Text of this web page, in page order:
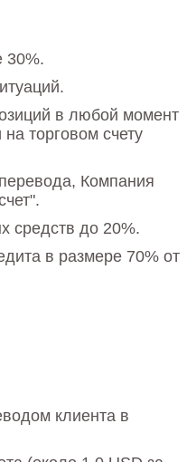
30%.
в любой момент
торговом счету
Компания
средств до 20%.
в размере 70% от
клиента в